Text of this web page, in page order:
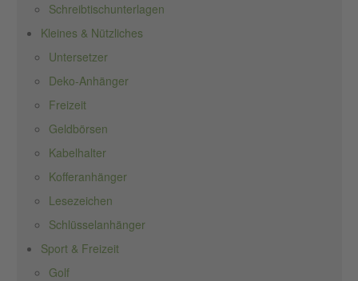
Schreibtischunterlagen
Kleines & Nützliches
Untersetzer
Deko-Anhänger
Freizeit
Geldbörsen
Kabelhalter
Kofferanhänger
Lesezeichen
Schlüsselanhänger
Sport & Freizeit
Golf